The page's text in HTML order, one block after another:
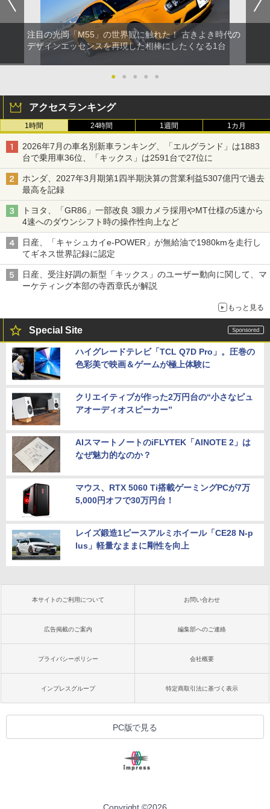
注目の光岡「M55」の世界観に触れた！ 古きよき時代の
デザインエッセンスを再現した相棒にしたくなる1台
● ● ● ● ●
アクセスランキング
1時間 24時間 1週間 1カ月
2026年7月の車名別新車ランキング、「エルグランド」は1883
台で乗用車36位、「キックス」は2591台で27位に
ホンダ、2027年3月期第1四半期決算の営業利益5307億円で過去
最高を記録
トヨタ、「GR86」一部改良 3眼カメラ採用やMT仕様の5速から
4速へのダウンシフト時の操作性向上など
日産、「キャシュカイe-POWER」が無給油で1980kmを走行し
てギネス世界記録に認定
日産、受注好調の新型「キックス」のユーザー動向に関して、マ
ーケティング本部の寺西章氏が解説
もっと見る
Special Site
ハイグレードテレビ「TCL Q7D Pro」。圧巻の
色彩美で映画＆ゲームが極上体験に
クリエイティブが作った2万円台の“小さなピュ
アオーディオスピーカー”
AIスマートノートのiFLYTEK「AINOTE 2」は
なぜ魅力的なのか？
マウス、RTX 5060 Ti搭載ゲーミングPCが7万
5,000円オフで30万円台！
レイズ鍛造1ピースアルミホイール「CE28 N-p
lus」軽量なままに剛性を向上
本サイトのご利用について お問い合わせ
広告掲載のご案内 編集部へのご連絡
プライバシーポリシー 会社概要
インプレスグループ 特定商取引法に基づく表示
PC版で見る
Copyright ©2026